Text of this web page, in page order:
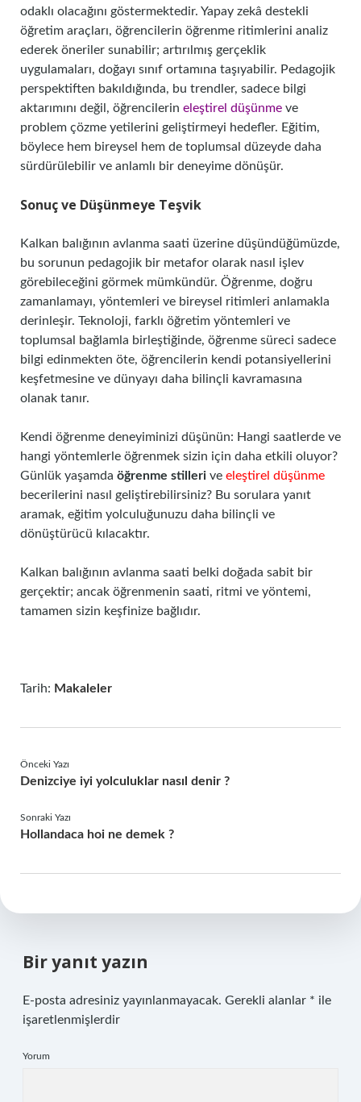
odaklı olacağını göstermektedir. Yapay zekâ destekli
öğretim araçları, öğrencilerin öğrenme ritimlerini analiz
ederek öneriler sunabilir; artırılmış gerçeklik
uygulamaları, doğayı sınıf ortamına taşıyabilir. Pedagojik
perspektiften bakıldığında, bu trendler, sadece bilgi
aktarımını değil, öğrencilerin eleştirel düşünme ve
problem çözme yetilerini geliştirmeyi hedefler. Eğitim,
böylece hem bireysel hem de toplumsal düzeyde daha
sürdürülebilir ve anlamlı bir deneyime dönüşür.
Sonuç ve Düşünmeye Teşvik
Kalkan balığının avlanma saati üzerine düşündüğümüzde,
bu sorunun pedagojik bir metafor olarak nasıl işlev
görebileceğini görmek mümkündür. Öğrenme, doğru
zamanlamayı, yöntemleri ve bireysel ritimleri anlamakla
derinleşir. Teknoloji, farklı öğretim yöntemleri ve
toplumsal bağlamla birleştiğinde, öğrenme süreci sadece
bilgi edinmekten öte, öğrencilerin kendi potansiyellerini
keşfetmesine ve dünyayı daha bilinçli kavramasına
olanak tanır.
Kendi öğrenme deneyiminizi düşünün: Hangi saatlerde ve
hangi yöntemlerle öğrenmek sizin için daha etkili oluyor?
Günlük yaşamda öğrenme stilleri ve eleştirel düşünme
becerilerini nasıl geliştirebilirsiniz? Bu sorulara yanıt
aramak, eğitim yolculuğunuzu daha bilinçli ve
dönüştürücü kılacaktır.
Kalkan balığının avlanma saati belki doğada sabit bir
gerçektir; ancak öğrenmenin saati, ritmi ve yöntemi,
tamamen sizin keşfinize bağlıdır.
Tarih: Makaleler
Önceki Yazı
Denizciye iyi yolculuklar nasıl denir ?
Sonraki Yazı
Hollandaca hoi ne demek ?
Bir yanıt yazın
E-posta adresiniz yayınlanmayacak. Gerekli alanlar * ile
işaretlenmişlerdir
Yorum